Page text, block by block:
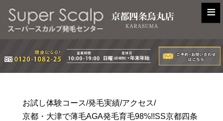
≡
お試し体験コース/発毛実績/アクセス/
京都・大津で薄毛AGA発毛育毛98%!!SS京都四条